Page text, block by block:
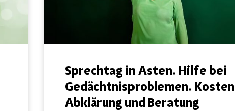
Sprechtag in Asten. Hilfe bei
Gedächtnisproblemen.
Abklärung und Beratung